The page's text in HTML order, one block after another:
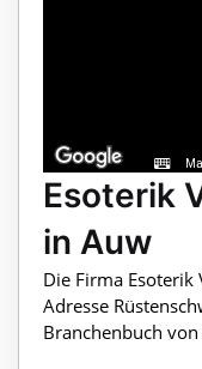
Esoterik
in Auw
Die Firma Esoterik
Adresse
Branchenbuch